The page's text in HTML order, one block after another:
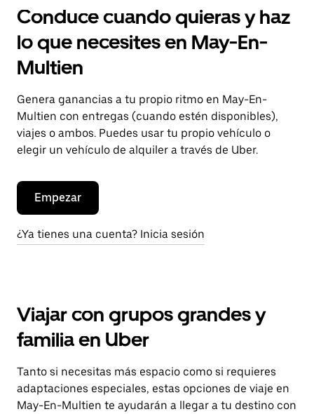
Conduce cuando quieras y haz
lo que necesites en May-En-
Multien
Genera ganancias a tu propio ritmo en May-En-
Multien con entregas (cuando estén disponibles),
viajes o ambos. Puedes usar tu propio vehículo o
elegir un vehículo de alquiler a través de Uber.
Empezar
¿Ya tienes una cuenta? Inicia sesión
Viajar con grupos grandes y
familia en Uber
Tanto si necesitas más espacio como si requieres
adaptaciones especiales, estas opciones de viaje en
May-En-Multien te ayudarán a llegar a tu destino con